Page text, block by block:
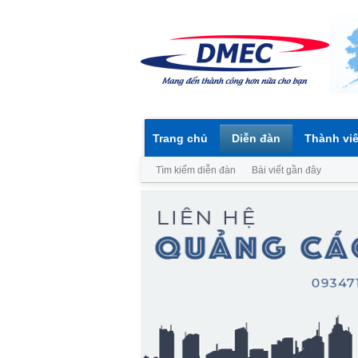
Trang chủ Diễn đàn
Tìm kiếm diễn đàn Bài viết gần đây
Thành